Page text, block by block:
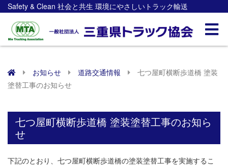
Safety & Clean 社会と共生 環境にやさしいトラック輸送
お知らせ 道路交通情報
七つ屋町横断歩道橋 塗装
塗替工事のお知らせ
七つ屋町横断歩道橋 塗装塗替工事のお知ら
せ
下記のとおり、七つ屋町横断歩道橋の塗装塗替工事を実施するこ